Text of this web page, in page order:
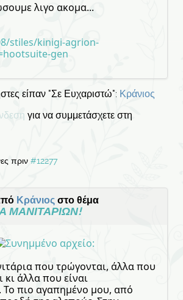
λιγο ακομα...
stiles/kinigi-agrion-
gen
είπαν "Σε Ευχαριστώ": Κράνιος
για να συμμετάσχετε στη
πριν #12277
Κράνιος στο θέμα
ΜΑΝΙΤΑΡΙΩΝ!
που τρώγονται, άλλα που
κι άλλα που είναι
πιο αγαπημένο μου, από